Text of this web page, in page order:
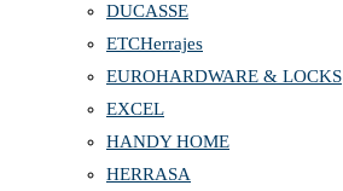
DUCASSE
ETCHerrajes
EUROHARDWARE & LOCKS
EXCEL
HANDY HOME
HERRASA